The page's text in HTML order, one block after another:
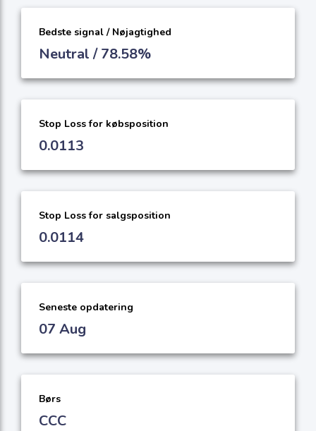
Bedste signal / Nøjagtighed
Neutral / 78.58%
Stop Loss for købsposition
0.0113
Stop Loss for salgsposition
0.0114
Seneste opdatering
07 Aug
Børs
CCC